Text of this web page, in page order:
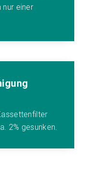
nur einer
2% gesunken.